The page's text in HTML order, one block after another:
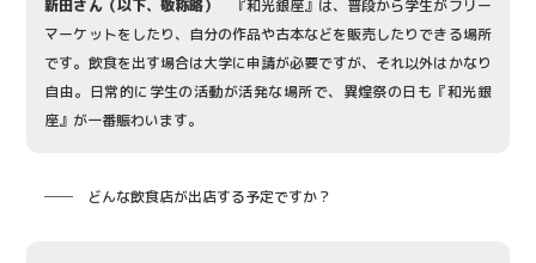
新田さん（以下、敬称略）
『和光銀座』は、普段から学生がフリー
マーケットをしたり、自分の作品や古本などを販売したりできる場所
です。飲食を出す場合は大学に申請が必要ですが、それ以外はかなり
自由。日常的に学生の活動が活発な場所で、異煌祭の日も『和光銀
座』が一番賑わいます。
── どんな飲食店が出店する予定ですか？